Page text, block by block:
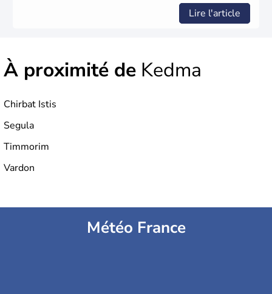
Lire l'article
À proximité de Kedma
Chirbat Istis
Segula
Timmorim
Vardon
Météo France